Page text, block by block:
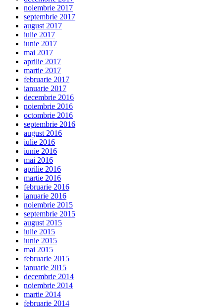
noiembrie 2017
septembrie 2017
august 2017
iulie 2017
iunie 2017
mai 2017
aprilie 2017
martie 2017
februarie 2017
ianuarie 2017
decembrie 2016
noiembrie 2016
octombrie 2016
septembrie 2016
august 2016
iulie 2016
iunie 2016
mai 2016
aprilie 2016
martie 2016
februarie 2016
ianuarie 2016
noiembrie 2015
septembrie 2015
august 2015
iulie 2015
iunie 2015
mai 2015
februarie 2015
ianuarie 2015
decembrie 2014
noiembrie 2014
martie 2014
februarie 2014